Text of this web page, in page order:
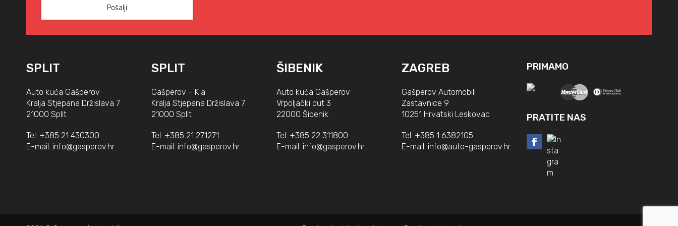
SPLIT
Auto kuća Gašperov
Kralja Stjepana Držislava 7
21000 Split
Tel: +385 21 430300
E-mail: info@gasperov.hr
SPLIT
Gašperov – Kia
Kralja Stjepana Držislava 7
21000 Split
Tel: +385 21 271271
E-mail: info@gasperov.hr
ŠIBENIK
Auto kuća Gašperov
Vrpoljački put 3
22000 Šibenik
Tel: +385 22 311800
E-mail: info@gasperov.hr
ZAGREB
Gašperov Automobili
Zastavnice 9
10251 Hrvatski Leskovac
Tel: +385 1 6382105
E-mail: info@auto-gasperov.hr
PRIMAMO
PRATITE NAS